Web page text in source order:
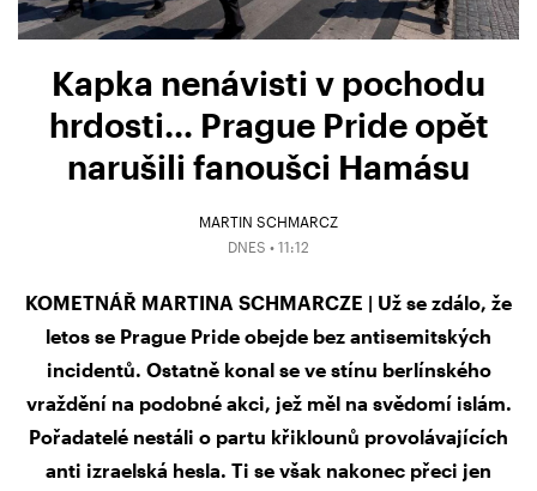
Kapka nenávisti v pochodu
hrdosti… Prague Pride opět
narušili fanoušci Hamásu
MARTIN SCHMARCZ
DNES • 11:12
KOMETNÁŘ MARTINA SCHMARCZE | Už se zdálo, že
letos se Prague Pride obejde bez antisemitských
incidentů. Ostatně konal se ve stínu berlínského
vraždění na podobné akci, jež měl na svědomí islám.
Pořadatelé nestáli o partu křiklounů provolávajících
anti izraelská hesla. Ti se však nakonec přeci jen